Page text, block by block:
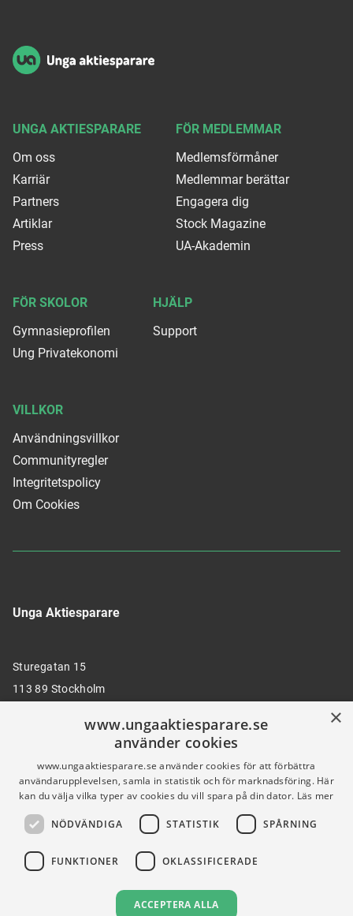
Unga Aktiesparare
Sturegatan 15
113 89 Stockholm
info@ungaaktiesparare.se
Följ oss gärna på sociala medier
UNGA AKTIESPARARE
Om oss
Karriär
Partners
Artiklar
Press
FÖR MEDLEMMAR
Medlemsförmåner
Medlemmar berättar
Engagera dig
Stock Magazine
UA-Akademin
FÖR SKOLOR
Gymnasieprofilen
Ung Privatekonomi
HJÄLP
Support
VILLKOR
Användningsvillkor
Communityregler
Integritetspolicy
Om Cookies
×
www.ungaaktiesparare.se
använder cookies
www.ungaaktiesparare.se använder cookies för att förbättra
användarupplevelsen, samla in statistik och för marknadsföring. Här
kan du välja vilka typer av cookies du vill spara på din dator. Läs mer
NÖDVÄNDIGA STATISTIK SPÅRNING
FUNKTIONER OKLASSIFICERADE
ACCEPTERA ALLA